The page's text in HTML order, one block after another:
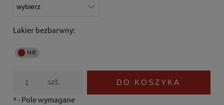
Lakier bezbarwny:
szt. DO KOSZYKA
*- Pole wymagane